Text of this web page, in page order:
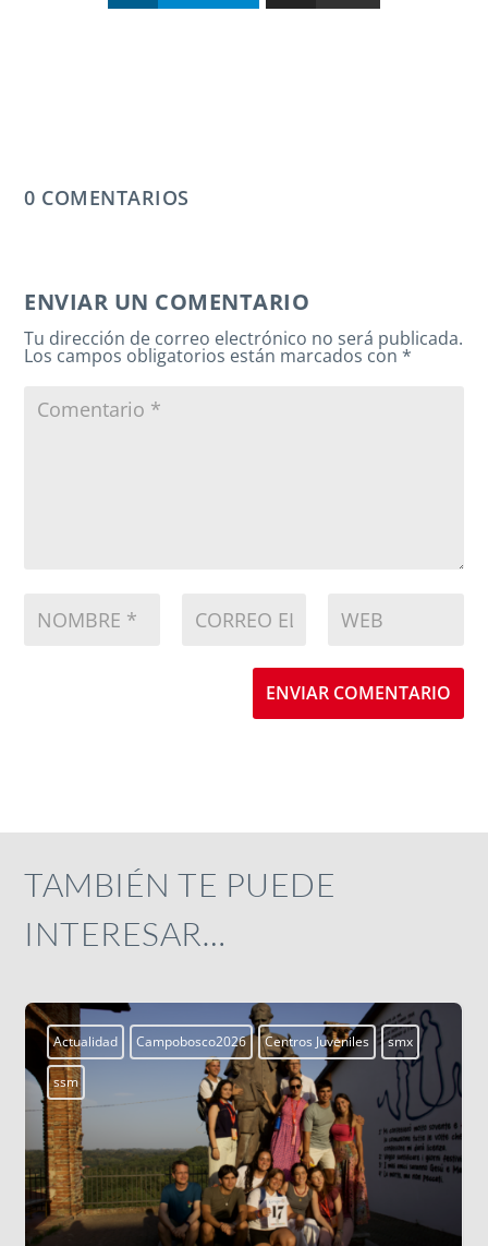
0 COMENTARIOS
ENVIAR UN COMENTARIO
Tu dirección de correo electrónico no será publicada.
Los campos obligatorios están marcados con*
ENVIAR COMENTARIO
TAMBIÉN TE PUEDE
INTERESAR…
Actualidad Campobosco2026 Centros Juveniles smx